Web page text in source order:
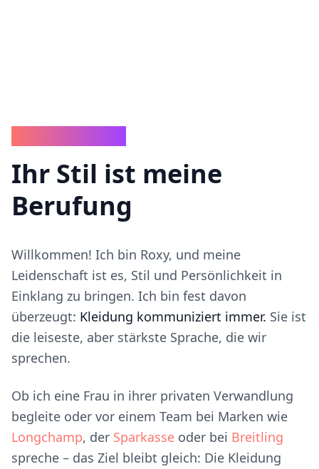
Ihr Stil ist meine
Berufung
Willkommen! Ich bin Roxy, und meine
Leidenschaft ist es, Stil und Persönlichkeit in
Einklang zu bringen. Ich bin fest davon
überzeugt: Kleidung kommuniziert immer. Sie ist
die leiseste, aber stärkste Sprache, die wir
sprechen.
Ob ich eine Frau in ihrer privaten Verwandlung
begleite oder vor einem Team bei Marken wie
Longchamp, der Sparkasse oder bei Breitling
spreche – das Ziel bleibt gleich: Die Kleidung